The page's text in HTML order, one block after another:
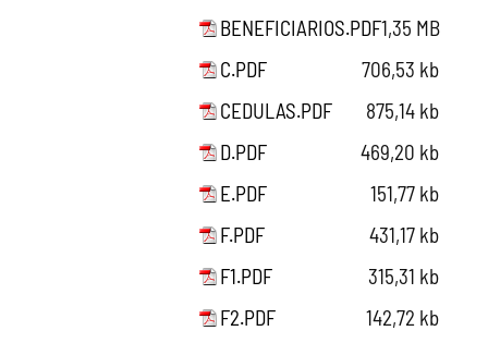
BENEFICIARIOS.PDF1,35 MB
C.PDF
706,53 kb
CEDULAS.PDF
875,14 kb
D.PDF
469,20 kb
E.PDF
151,77 kb
F.PDF
431,17 kb
F1.PDF
315,31 kb
F2.PDF
142,72 kb